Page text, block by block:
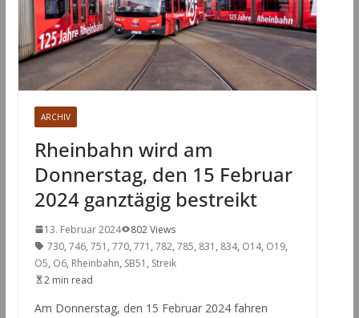
ARCHIV
Rheinbahn wird am
Donnerstag, den 15 Februar
2024 ganztägig bestreikt
13. Februar 2024
802 Views
730, 746, 751 , 770, 771 , 782, 785, 831 , 834, O14, O19,
O5, O6, Rheinbahn, SB51 , Streik
2 min read
Am Donnerstag, den 15 Februar 2024 fahren